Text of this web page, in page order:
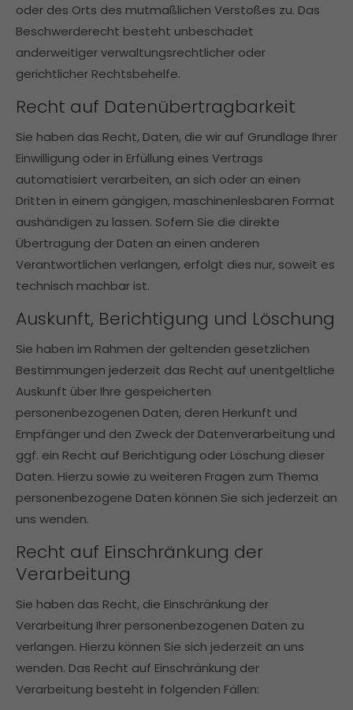
oder des Orts des mutmaßlichen Verstoßes zu. Das
Beschwerderecht besteht unbeschadet
anderweitiger verwaltungsrechtlicher oder
gerichtlicher Rechtsbehelfe.
Recht auf Daten­übertrag­barkeit
Sie haben das Recht, Daten, die wir auf Grundlage Ihrer
Einwilligung oder in Erfüllung eines Vertrags
automatisiert verarbeiten, an sich oder an einen
Dritten in einem gängigen, maschinenlesbaren Format
aushändigen zu lassen. Sofern Sie die direkte
Übertragung der Daten an einen anderen
Verantwortlichen verlangen, erfolgt dies nur, soweit es
technisch machbar ist.
Auskunft, Berichtigung und Löschung
Sie haben im Rahmen der geltenden gesetzlichen
Bestimmungen jederzeit das Recht auf unentgeltliche
Auskunft über Ihre gespeicherten
personenbezogenen Daten, deren Herkunft und
Empfänger und den Zweck der Datenverarbeitung und
ggf. ein Recht auf Berichtigung oder Löschung dieser
Daten. Hierzu sowie zu weiteren Fragen zum Thema
personenbezogene Daten können Sie sich jederzeit an
uns wenden.
Recht auf Einschränkung der
Verarbeitung
Sie haben das Recht, die Einschränkung der
Verarbeitung Ihrer personenbezogenen Daten zu
verlangen. Hierzu können Sie sich jederzeit an uns
wenden. Das Recht auf Einschränkung der
Verarbeitung besteht in folgenden Fällen: